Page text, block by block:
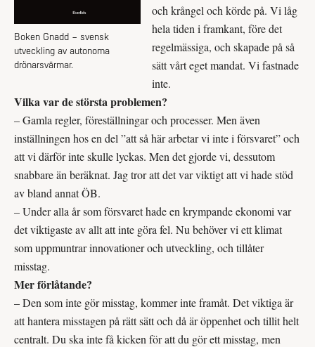
Boken Gnadd – svensk
utveckling av autonoma
drönarsvärmar.
och krångel och körde på. Vi låg
hela tiden i framkant, före det
regelmässiga, och skapade på så
sätt vårt eget mandat. Vi fastnade
inte.
Vilka var de största problemen?
– Gamla regler, föreställningar och processer. Men även
inställningen hos en del ”att så här arbetar vi inte i försvaret” och
att vi därför inte skulle lyckas. Men det gjorde vi, dessutom
snabbare än beräknat. Jag tror att det var viktigt att vi hade stöd
av bland annat ÖB.
– Under alla år som försvaret hade en krympande ekonomi var
det viktigaste av allt att inte göra fel. Nu behöver vi ett klimat
som uppmuntrar innovationer och utveckling, och tillåter
misstag.
Mer förlåtande?
– Den som inte gör misstag, kommer inte framåt. Det viktiga är
att hantera misstagen på rätt sätt och då är öppenhet och tillit helt
centralt. Du ska inte få kicken för att du gör ett misstag, men